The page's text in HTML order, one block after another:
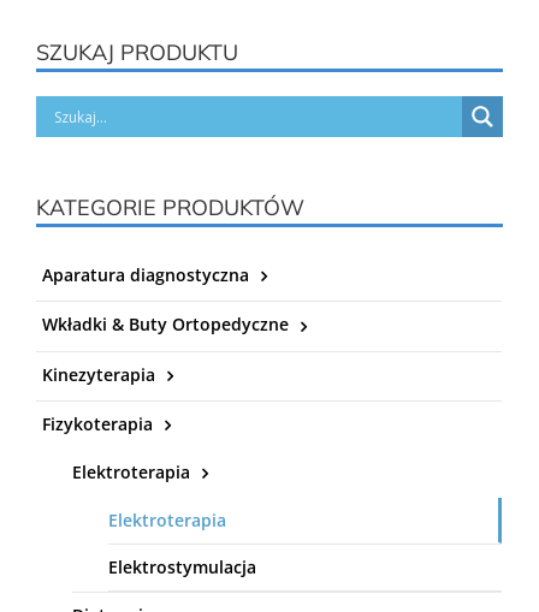
SZUKAJ PRODUKTU
KATEGORIE PRODUKTÓW
Aparatura diagnostyczna
Wkładki & Buty Ortopedyczne
Kinezyterapia
Fizykoterapia
Elektroterapia
Elektroterapia
Elektrostymulacja